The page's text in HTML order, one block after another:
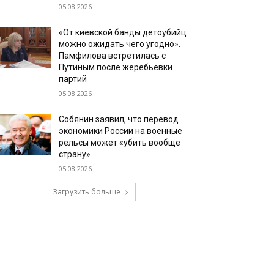
05.08.2026
«От киевской банды детоубийц
можно ожидать чего угодно».
Памфилова встретилась с
Путиным после жеребьевки
партий
05.08.2026
Собянин заявил, что перевод
экономики России на военные
рельсы может «убить вообще
страну»
05.08.2026
Загрузить больше